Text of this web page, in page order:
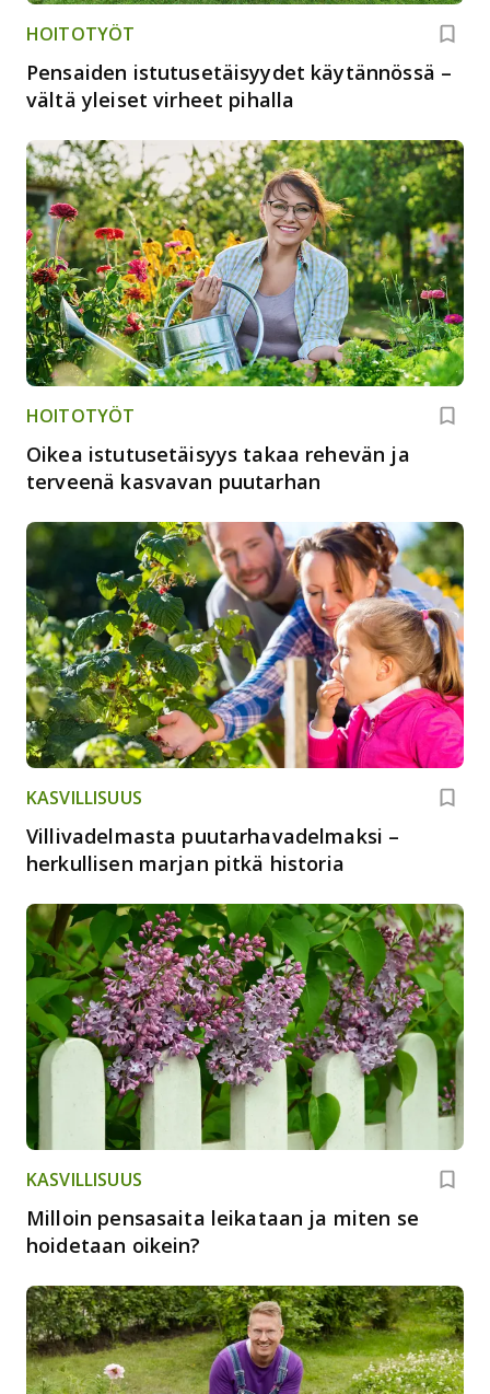
HOITOTYÖT
Pensaiden istutusetäisyydet käytännössä –
vältä yleiset virheet pihalla
HOITOTYÖT
Oikea istutusetäisyys takaa rehevän ja
terveenä kasvavan puutarhan
KASVILLISUUS
Villivadelmasta puutarhavadelmaksi –
herkullisen marjan pitkä historia
KASVILLISUUS
Milloin pensasaita leikataan ja miten se
hoidetaan oikein?